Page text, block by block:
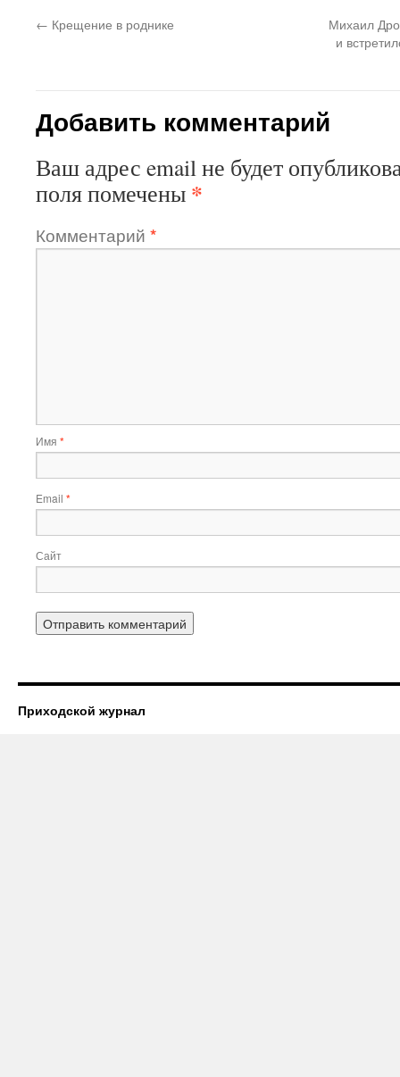
← Крещение в роднике
Михаил
и
Добавить комментарий
Ваш адрес email не будет
поля помечены *
Комментарий *
Имя *
Email *
Сайт
Приходской журнал